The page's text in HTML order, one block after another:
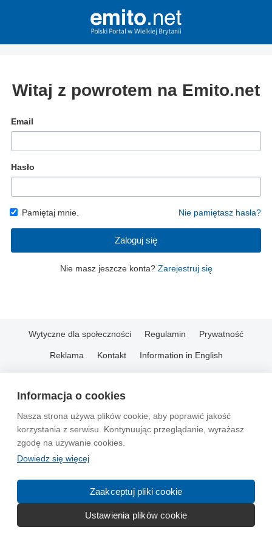
Informacja o cookies
Nasza strona używa plików cookie, aby poprawić jakość
korzystania z serwisu. Kontynuując przeglądanie, wyrażasz
zgodę na używanie cookies.
Dowiedz się więcej
Zaakceptuj pliki cookie
Ustawienia plików cookie
Witaj z powrotem na Emito.net
Email
Hasło
Pamiętaj mnie. Nie pamiętasz hasła?
Zaloguj się
Nie masz jeszcze konta? Zarejestruj się
Wytyczne dla społeczności Regulamin Prywatność
Reklama Kontakt Information in English